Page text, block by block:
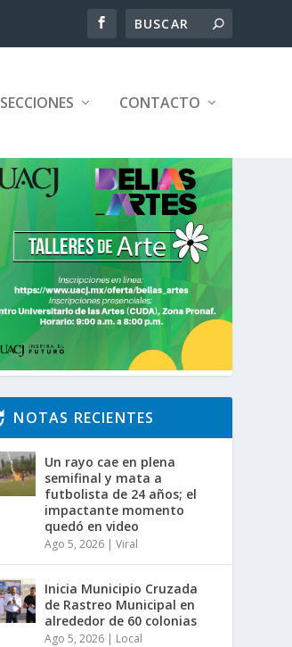
SECCIONES CONTACTO
NOTAS RECIENTES
Un rayo cae en plena
semifinal y mata a
futbolista de 24 años; el
impactante momento
quedó en video
Ago 5, 2026 |Viral
Inicia Municipio Cruzada
de Rastreo Municipal en
alrededor de 60 colonias
Ago 5, 2026 | Local